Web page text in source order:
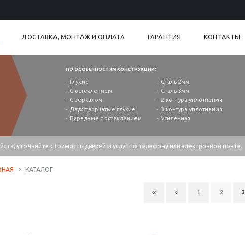
ДОСТАВКА, МОНТАЖ И ОПЛАТА ГАРАНТИЯ КОНТАКТЫ
ПО ОСОБЕННОСТЯМ КОНСТРУКЦИИ:
Глухие
С остеклением
С зеркалом
Двухстворчатые глухие
Парадные с остеклением
Сталь 2мм
Сталь 3мм
2 контура уплотнения
3 контура уплотнения
Усиленная
уточняйте стоимость дверей и услуг по телефону или электронной почте.
КАТАЛОГ
1 2 3